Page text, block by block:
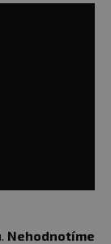
Nehodnotíme